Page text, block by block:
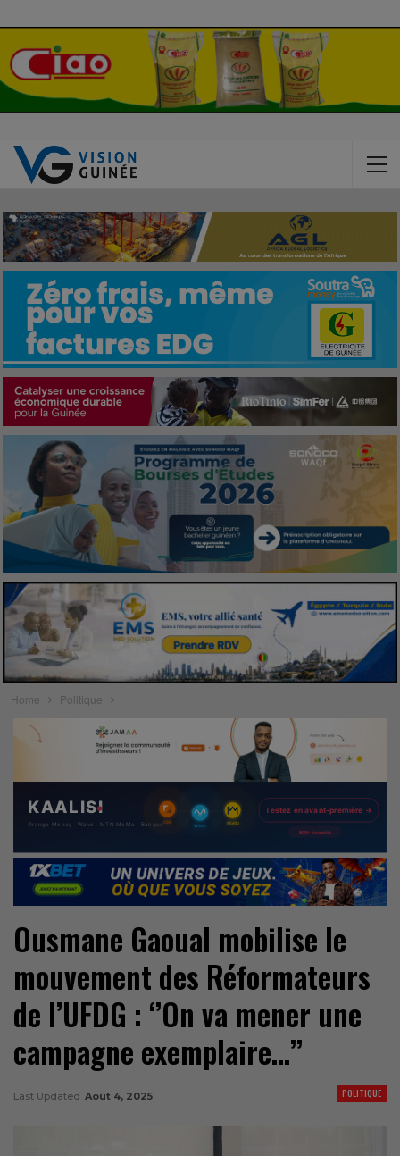
Home Politique
Ousmane Gaoual mobilise le
mouvement des Réformateurs
de l’UFDG : ‘’On va mener une
campagne exemplaire…’’
POLITIQUE
Last Updated Août 4, 2025